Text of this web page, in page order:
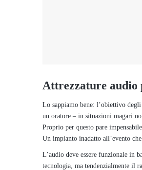
Attrezzature audio
Lo sappiamo bene: l’obiettivo
un oratore – in situazioni magari
Proprio per questo pare
Un impianto inadatto all’evento
L’audio deve essere funzionale in
tecnologia, ma tendenzialmente il